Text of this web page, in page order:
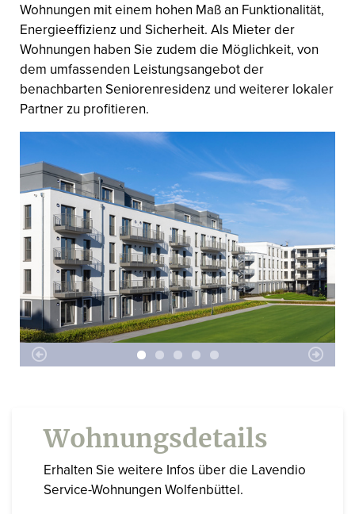
Wohnungen mit einem hohen Maß an Funktionalität,
Energieeffizienz und Sicherheit. Als Mieter der
Wohnungen haben Sie zudem die Möglichkeit, von
dem umfassenden Leistungsangebot der
benachbarten Seniorenresidenz und weiterer lokaler
Partner zu profitieren.
Wohnungsdetails
Erhalten Sie weitere Infos über die Lavendio
Service-Wohnungen Wolfenbüttel.